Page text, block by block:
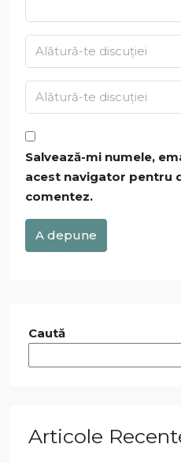
Salvează-mi numele,
acest navigator pentru
comentez.
A depune
Caută
Articole